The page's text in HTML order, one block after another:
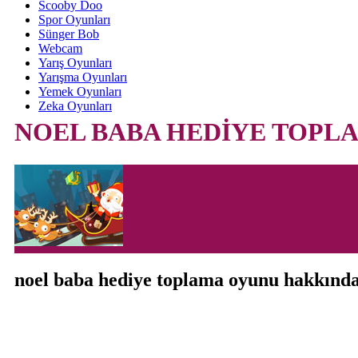
Scooby Doo
Spor Oyunları
Sünger Bob
Webcam
Yarış Oyunları
Yarışma Oyunları
Yemek Oyunları
Zeka Oyunları
NOEL BABA HEDİYE
noel baba hediye toplama oyunu